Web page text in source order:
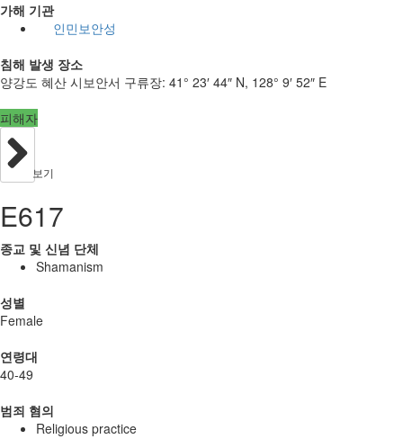
가해 기관
인민보안성
침해 발생 장소
양강도 혜산 시보안서 구류장: 41° 23′ 44″ N, 128° 9′ 52″ E
피해자
보기
E617
종교 및 신념 단체
Shamanism
성별
Female
연령대
40-49
범죄 혐의
Religious practice